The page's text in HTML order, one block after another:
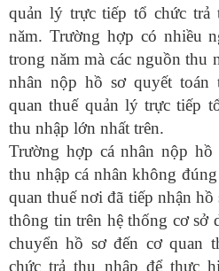
quản lý trực tiếp tổ chức trả
năm. Trường hợp có nhiều
trong năm mà các nguồn thu
nhân nộp hồ sơ quyết
quan thuế quản lý trực tiếp
thu nhập lớn nhất trên.
Trường hợp cá nhân nộp
thu nhập cá nhân không
quan thuế nơi đã tiếp nhận hồ
thông tin trên hệ thống cơ sở
chuyển hồ sơ đến cơ quan
chức trả thu nhập để thực